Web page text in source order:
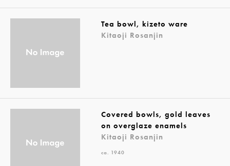
Tea bowl, kizeto ware
Kitaoji Rosanjin
Covered bowls, gold leaves
on overglaze enamels
Kitaoji Rosanjin
ca. 1940